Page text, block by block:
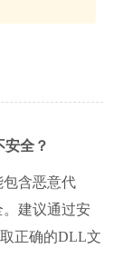
全？
含恶意代
建议通过安
取正确的DLL文